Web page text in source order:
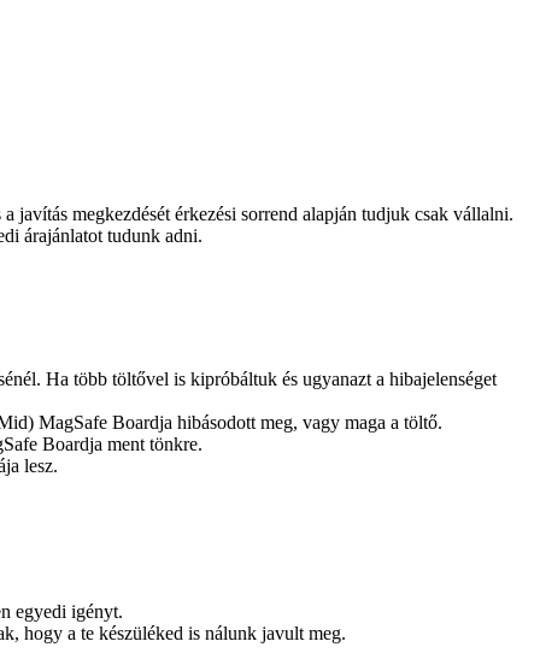
javítás megkezdését érkezési sorrend alapján tudjuk csak vállalni.
árajánlatot tudunk adni.
Ha több töltővel is kipróbáltuk és ugyanazt a hibajelenséget
MagSafe Boardja hibásodott meg, vagy maga a töltő.
Boardja ment tönkre.
lesz.
egyedi igényt.
hogy a te készüléked is nálunk javult meg.